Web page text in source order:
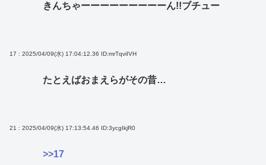
きんちゃーーーーーーーーーん!!ブチュー
17 : 2025/04/09(水) 17:04:12.36 ID:mrTqviIVH
たとえばおまえらがその昔…
21 : 2025/04/09(水) 17:13:54.46 ID:3ycgIkjR0
>>17